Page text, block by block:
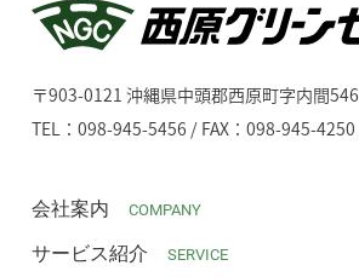
〒903-0121 沖縄県中頭郡西原町字内間546
TEL：098-945-5456 / FAX：098-945-4250
会社案内 COMPANY
サービス紹介 SERVICE